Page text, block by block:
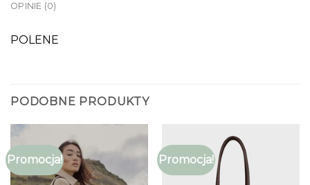
OPINIE (0)
POLENE
PODOBNE PRODUKTY
Promocja! Promocja!